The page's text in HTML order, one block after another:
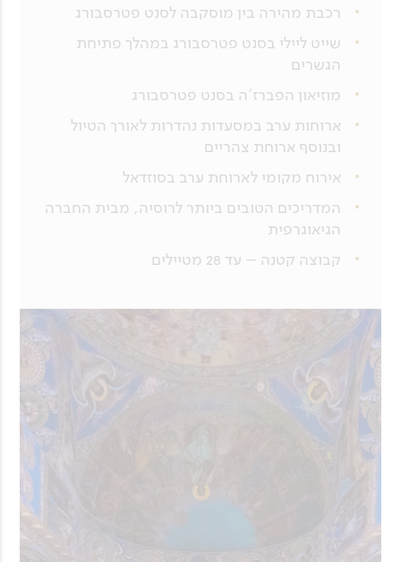
רכבת מהירה בין מוסקבה לסנט פטרסבורג
שייט ליילי בסנט פטרסבורג במהלך פתיחת
הגשרים
מוזיאון הפברז'ה בסנט פטרסבורג
ארוחות ערב במסעדות נהדרות לאורך הטיול
ובנוסף ארוחת צהריים
אירוח מקומי לארוחת ערב בסוזדאל
המדריכים הטובים ביותר לרוסיה, מבית החברה
הגיאוגרפית
קבוצה קטנה – עד 28 מטיילים